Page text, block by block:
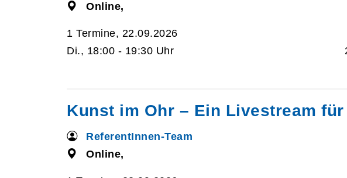
Online,
1 Termine, 22.09.2026
Di., 18:00 - 19:30 Uhr
Kunst im Ohr – Ein Livestream
ReferentInnen-Team
Online,